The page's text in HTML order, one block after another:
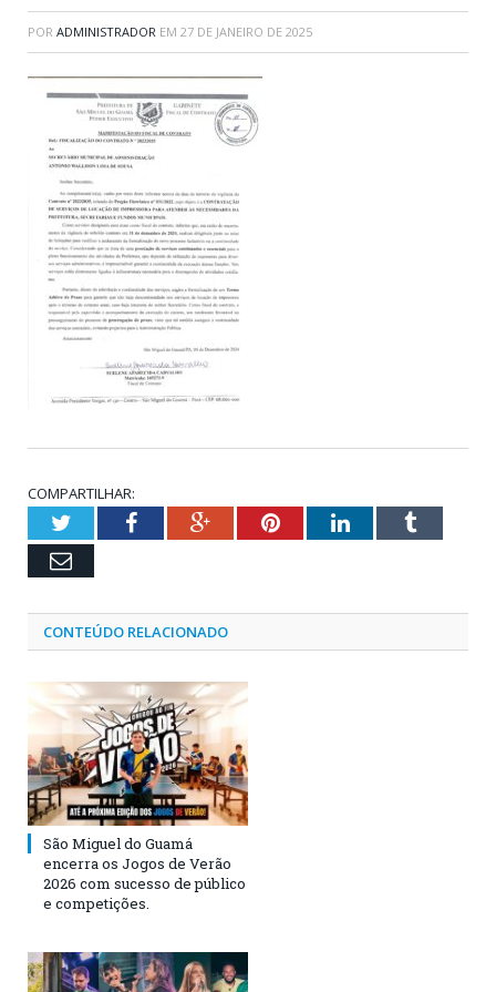
POR ADMINISTRADOR EM 27 DE JANEIRO DE 2025
COMPARTILHAR:
TwitterFacebookGoogle+PinterestLinkedInTumblr
Email
CONTEÚDO RELACIONADO
São Miguel do Guamá
encerra os Jogos de Verão
2026 com sucesso de público
e competições.